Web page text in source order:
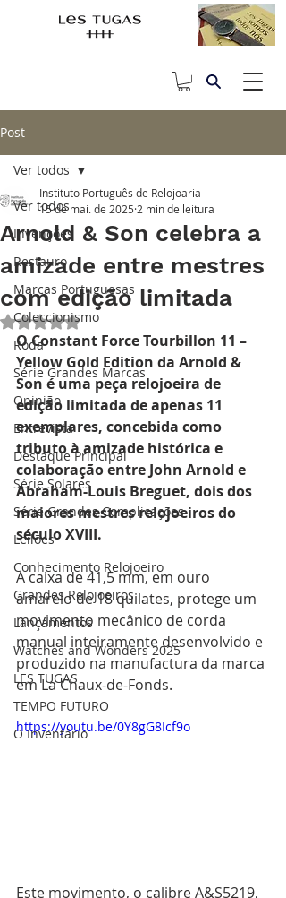
Post
Ver todos
Invenções
Restauro
Marcas Portuguesas
Coleccionismo
Roda
Série Grandes Marcas
Opinião
Entrevista
Destaque Principal
Série Solares
Série Grandes Complicações
Leilões
Conhecimento Relojoeiro
Grandes Relojoeiros
Lançamentos
Watches and Wonders 2025
LES TUGAS
TEMPO FUTURO
O Inventário
Ver todos
Arnold & Son celebra a
amizade entre mestres
com edição limitada
Instituto Português de Relojoaria
15 de mai. de 2025 2 min de leitura
Avaliado com NaN de 5 estrelas.
O Constant Force Tourbillon 11 –
Yellow Gold Edition da Arnold &
Son é uma peça relojoeira de
edição limitada de apenas 11
exemplares, concebida como
tributo à amizade histórica e
colaboração entre John Arnold e
Abraham-Louis Breguet, dois dos
maiores mestres relojoeiros do
século XVIII.
A caixa de 41,5 mm, em ouro
amarelo de 18 quilates, protege um
movimento mecânico de corda
manual inteiramente desenvolvido e
produzido na manufactura da marca
em La Chaux-de-Fonds.
https://youtu.be/0Y8gG8Icf9o
Este movimento, o calibre A&S5219,